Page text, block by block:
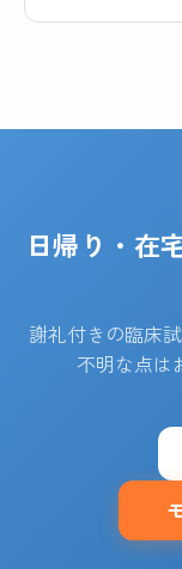
日帰り・在
謝礼付きの臨床
不明な点は